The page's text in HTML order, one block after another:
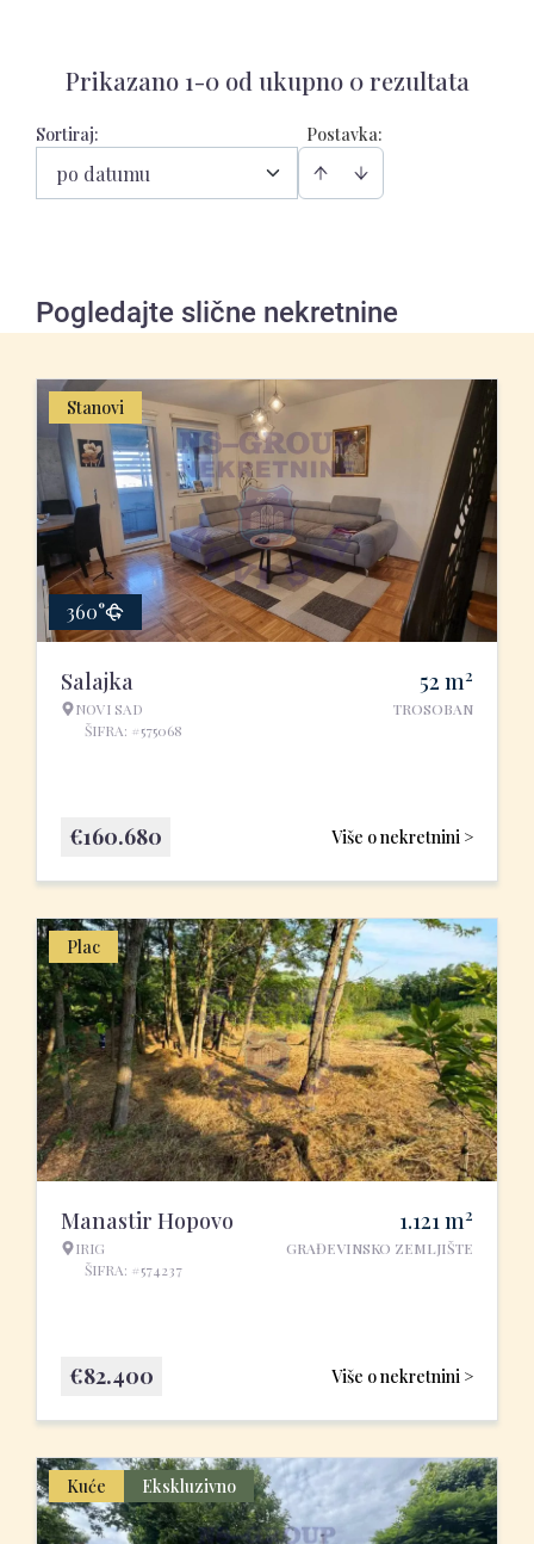
Prikazano 1-0 od ukupno 0 rezultata
Postavka:
Sortiraj:
po datumu
Pogledajte slične nekretnine
Stanovi
360°
Salajka
NOVI SAD
ŠIFRA: #575068
52 m2
TROSOBAN
Više o nekretnini >
€160.680
Plac
Manastir Hopovo
IRIG
ŠIFRA: #574237
1.121m2
GRAĐEVINSKO ZEMLJIŠTE
Više o nekretnini >
€82.400
Kuće Ekskluzivno